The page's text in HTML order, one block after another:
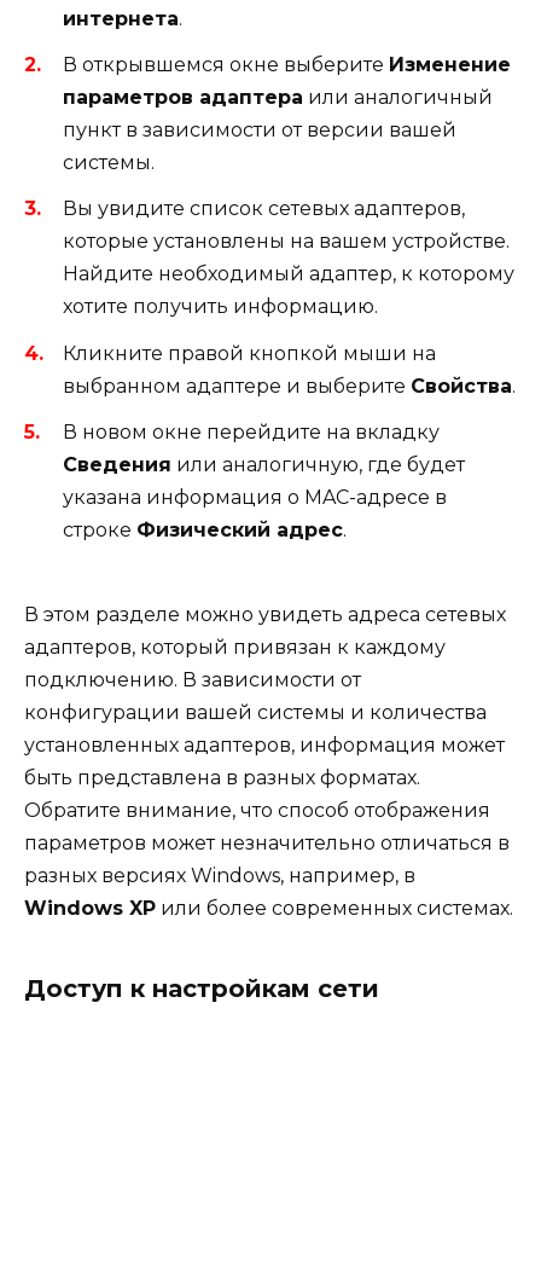
интернета.
В открывшемся окне выберите Изменение
параметров адаптера или аналогичный
пункт в зависимости от версии вашей
системы.
Вы увидите список сетевых адаптеров,
которые установлены на вашем устройстве.
Найдите необходимый адаптер, к которому
хотите получить информацию.
Кликните правой кнопкой мыши на
выбранном адаптере и выберите Свойства.
В новом окне перейдите на вкладку
Сведения или аналогичную, где будет
указана информация о MAC-адресе в
строке Физический адрес.
В этом разделе можно увидеть адреса сетевых
адаптеров, который привязан к каждому
подключению. В зависимости от
конфигурации вашей системы и количества
установленных адаптеров, информация может
быть представлена в разных форматах.
Обратите внимание, что способ отображения
параметров может незначительно отличаться в
разных версиях Windows, например, в
Windows XP или более современных системах.
Доступ к настройкам сети